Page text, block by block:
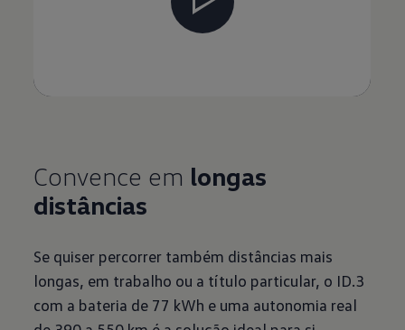
Convence em longas
distâncias
Se quiser percorrer também distâncias mais
longas, em trabalho ou a título particular, o ID.3
com a bateria de 77 kWh e uma autonomia real